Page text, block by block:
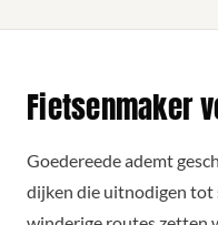
Fietsenmaker
Goedereede ademt
dijken die uitnodigen tot